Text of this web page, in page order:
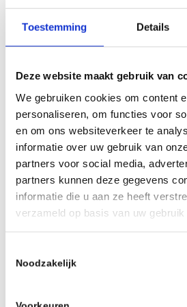
Toestemming Details
Deze website maakt gebruik van
We gebruiken cookies om content
personaliseren, om functies voor
en om ons websiteverkeer te
informatie over uw gebruik van
partners voor social media,
partners kunnen deze gegevens
informatie die u aan ze heeft
verzameld op basis van uw gebruik
Noodzakelijk
Graffiti laten
Schiedam? Wij
In Schiedam en omgeving graffiti
wijze laten verwijderen? Wij
contact